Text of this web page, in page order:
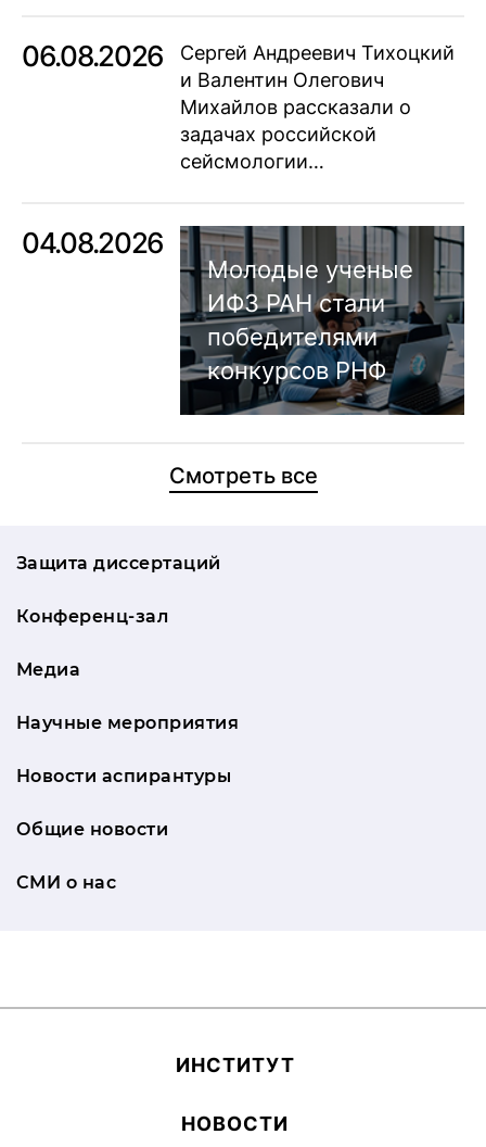
06.08.2026
Сергей Андреевич Тихоцкий
и Валентин Олегович
Михайлов рассказали о
задачах российской
сейсмологии…
04.08.2026
Молодые ученые
ИФЗ РАН стали
победителями
конкурсов РНФ
Смотреть все
Защита диссертаций
Конференц-зал
Медиа
Научные мероприятия
Новости аспирантуры
Общие новости
СМИ о нас
ИН­СТИ­ТУТ
НОВОСТИ